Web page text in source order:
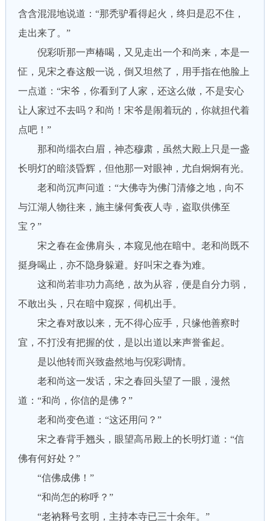
含含混混地说道：“那秃驴看得起火，终归是忍不住，
走出来了。”
倪彩听那一声椿喝，又见走出一个和尚来，本是一
怔，见宋之春这般一说，倒又坦然了，用手指在他脸上
一点道：“宋爷，你看到了人家，还这么做，不是安心
让人家过不去吗？和尚！宋爷是闹着玩的，你就担代着
点吧！”
那和尚缁衣白眉，神态穆肃，虽然大殿上只是一盏
长明灯的暗淡昏辉，但他那一对眼神，尤自炯炯有光。
老和尚沉声问道：“大佛寺为佛门清修之地，向不
与江湖人物往来，施主缘何夤夜人寺，盗取供佛至
宝？”
宋之春在金佛肩头，本窥见他在暗中。老和尚既不
挺身喝止，亦不隐身躲避。好叫宋之春为难。
这和尚若非功力高绝，故为从容，便是自分力弱，
不敢出头，只在暗中窥探，伺机出手。
宋之春对敌以来，无不得心应手，只缘他善察时
宜，不打没有把握的仗，是以出道以来声誉雀起。
是以他转而兴致盎然地与倪彩调情。
老和尚这一发话，宋之春回头望了一眼，漫然
道：“和尚，你信的是佛？”
老和尚变色道：“这还用问？”
宋之春背手翘头，眼望高吊殿上的长明灯道：“信
佛有何好处？”
“信佛成佛！”
“和尚怎的称呼？”
“老衲释号玄明，主持本寺已三十余年。”